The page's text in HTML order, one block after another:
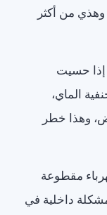
من أكثر
إذا حسيت
الماي،
وهذا خطر
مقطوعة
داخلية في